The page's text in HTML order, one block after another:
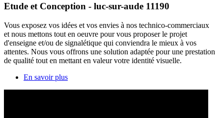
Etude et Conception - luc-sur-aude 11190
Vous exposez vos idées et vos envies à nos technico-commerciaux
et nous mettons tout en oeuvre pour vous proposer le projet
d'enseigne et/ou de signalétique qui conviendra le mieux à vos
attentes. Nous vous offrons une solution adaptée pour une prestation
de qualité tout en mettant en valeur votre identité visuelle.
En savoir plus